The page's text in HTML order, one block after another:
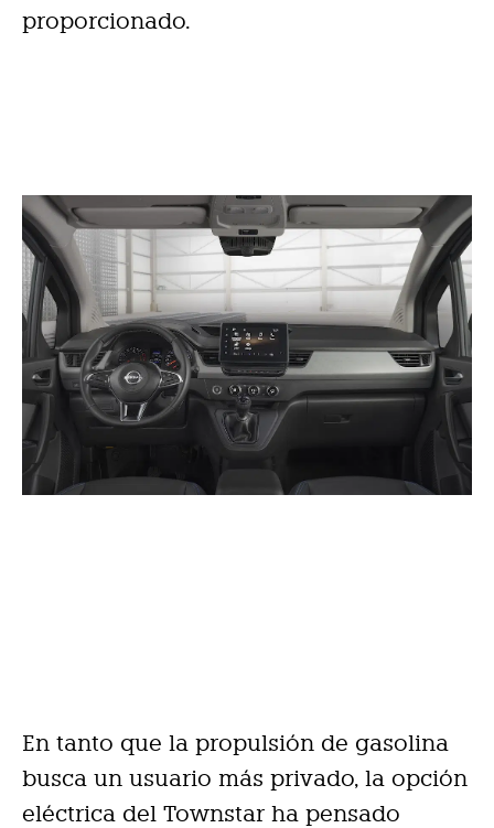
proporcionado.
En tanto que la propulsión de gasolina
busca un usuario más privado, la opción
eléctrica del Townstar ha pensado